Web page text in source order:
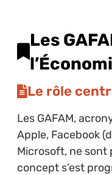
Les
Le rôle
Les GAFAM,
Apple, Facebook
Microsoft, ne sont
concept s’est